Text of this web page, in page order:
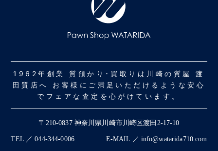
1962年創業 質預かり･買取りは川崎の質屋 渡
田質店へ お客様にご満足いただけるような安心
でフェアな査定を心がけています。
〒210-0837 神奈川県川崎市川崎区渡田2-17-10
TEL ／ 044-344-0006 E-MAIL ／ info@watarida710.com